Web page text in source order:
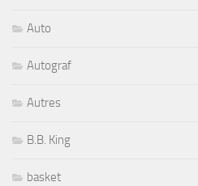
Auto
Autograf
Autres
B.B. King
basket